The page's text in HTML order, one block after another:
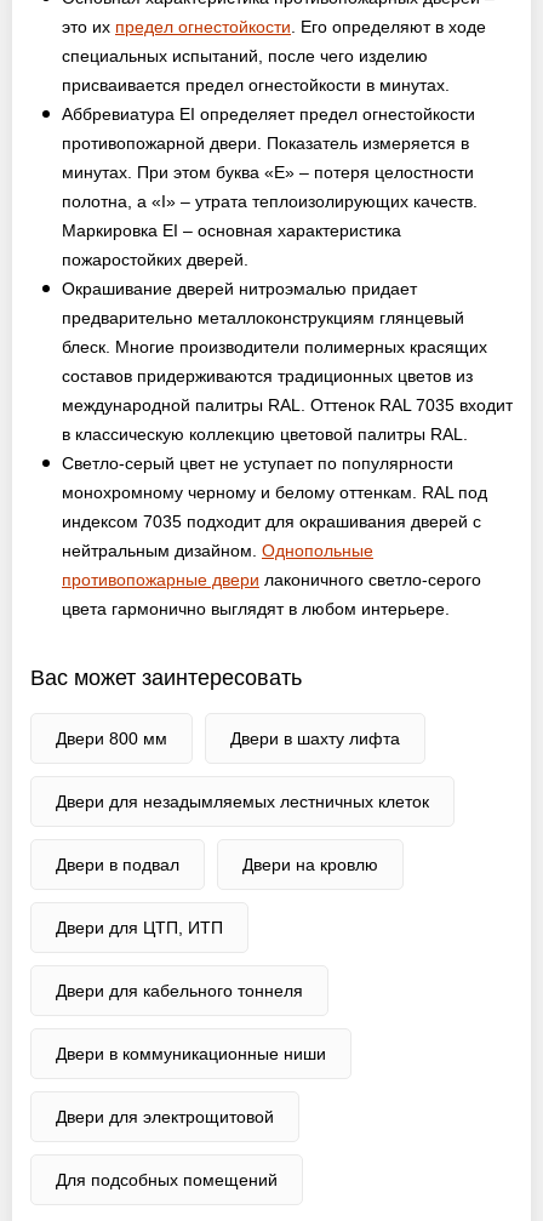
это их предел огнестойкости . Его определяют в ходе
специальных испытаний, после чего изделию
присваивается предел огнестойкости в минутах.
Аббревиатура EI определяет предел огнестойкости
противопожарной двери. Показатель измеряется в
минутах. При этом буква «E» – потеря целостности
полотна, а «I» – утрата теплоизолирующих качеств.
Маркировка EI – основная характеристика
пожаростойких дверей.
Окрашивание дверей нитроэмалью придает
предварительно металлоконструкциям глянцевый
блеск. Многие производители полимерных красящих
составов придерживаются традиционных цветов из
международной палитры RAL. Оттенок RAL 7035 входит
в классическую коллекцию цветовой палитры RAL.
Светло-серый цвет не уступает по популярности
монохромному черному и белому оттенкам. RAL под
индексом 7035 подходит для окрашивания дверей с
нейтральным дизайном. Однопольные
противопожарные двери лаконичного светло-серого
цвета гармонично выглядят в любом интерьере.
Вас может заинтересовать
Двери 800 мм Двери в шахту лифта
Двери для незадымляемых лестничных клеток
Двери в подвал Двери на кровлю
Двери для ЦТП, ИТП
Двери для кабельного тоннеля
Двери в коммуникационные ниши
Двери для электрощитовой
Для подсобных помещений